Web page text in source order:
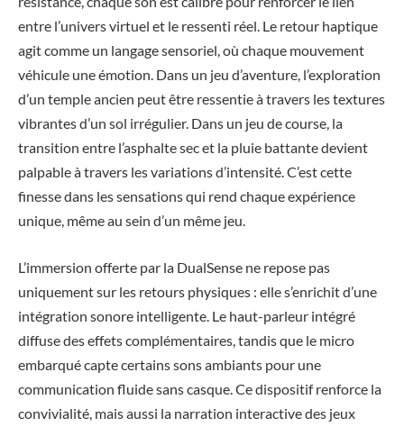
entre l’univers virtuel et le ressenti réel. Le retour haptique
agit comme un langage sensoriel, où chaque mouvement
véhicule une émotion. Dans un jeu d’aventure, l’exploration
d’un temple ancien peut être ressentie à travers les textures
vibrantes d’un sol irrégulier. Dans un jeu de course, la
transition entre l’asphalte sec et la pluie battante devient
palpable à travers les variations d’intensité. C’est cette
finesse dans les sensations qui rend chaque expérience
unique, même au sein d’un même jeu.
L’immersion offerte par la DualSense ne repose pas
uniquement sur les retours physiques : elle s’enrichit d’une
intégration sonore intelligente. Le haut-parleur intégré
diffuse des effets complémentaires, tandis que le micro
embarqué capte certains sons ambiants pour une
communication fluide sans casque. Ce dispositif renforce la
convivialité, mais aussi la narration interactive des jeux